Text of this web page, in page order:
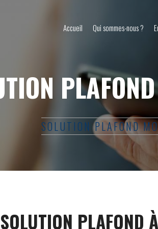
Accueil Qui sommes-nous ?
SOLUTION PLAFOND
SOLUTION PLAFOND